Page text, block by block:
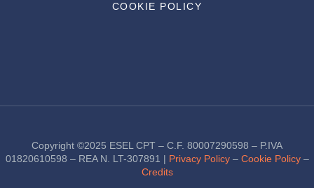
COOKIE POLICY
Copyright ©2025 ESEL CPT – C.F. 80007290598 – P.IVA
01820610598 – REA N. LT-307891 | Privacy Policy– Cookie Policy–
Credits